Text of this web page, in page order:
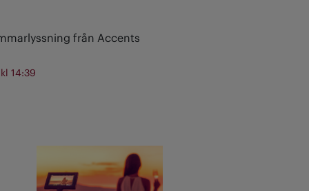
från Accents
14:39